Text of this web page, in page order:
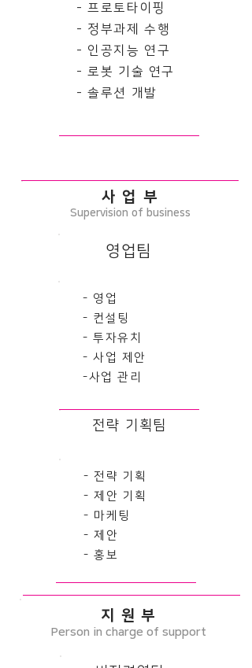
- 프로토타이핑
- 정부과제 수행
- 인공지능 연구
- 로봇 기술 연구
​- 솔루션 개발
사 업 부
Supervision of business
​영업팀
- 영업
- 컨설팅
- 투자유치
- 사업 제안
​-사업 관리
전략 기획팀
- 전략 기획
- 제안 기획
- 마케팅
- 제안
- 홍보
지 원 부
Person in charge of support